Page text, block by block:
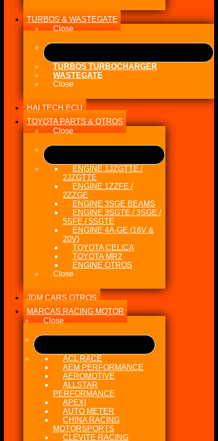
TURBOS & WASTEGATE
Close
TURBOS TURBOCHARGER
WASTEGATE
Close
HALTECH ECU
TOYOTA PARTS & OTROS
Close
ENGINE 1JZGTTE /
2JZGTTE
ENGINE 1ZZFE /
2ZZGE
ENGINE 3SGE BEAMS
ENGINE 3SGTE / 3SGE /
5SFE / 5SGTE
ENGINE 4A-GE (16V &
20V)
TOYOTA CELICA
TOYOTA MR2
ENGINE OTROS
Close
JDM CARS OTROS
MARCAS RACING MOTOR
Close
ACL RACE
AEM PERFORMANCE
AEROMOTIVE
ALLSTAR
PERFORMANCE
APEXI
AUTO METER
CHINA RACING
MOTORSPORTS
CLEVITE RACING